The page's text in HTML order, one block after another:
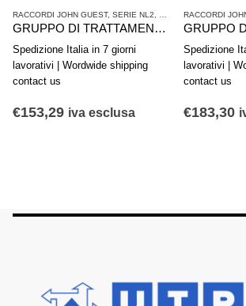
ARIA COMPRESSA
RACCORDI JOHN GUEST, SERIE NL2 TRATTAMENTO ARIA
GRUPPO DI TRATTAMENTO ARIA IN 2 PARTI AVENTICS SERIE AS2-ACD R412006300
Spedizione Italia in 7 giorni
lavorativi | Wordwide shipping
contact us
€153,29 iva esclusa
RACCORDI
Spedizione
lavorativi |
contact us
€183,30